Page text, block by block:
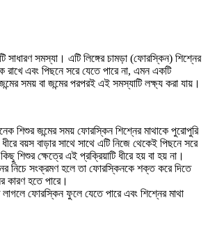
সাধারণ সমস্যা। এটি লিঙ্গের চামড়া (ফোরস্কিন) শিশ্নের
রাখে এবং পিছনে সরে যেতে পারে না, এমন একটি
সময় বা জন্মের পরপরই এই সমস্যাটি লক্ষ্য করা যায়।
শিশুর জন্মের সময় ফোরস্কিন শিশ্নের মাথাকে পুরোপুরি
ধীরে বয়স বাড়ার সাথে সাথে এটি নিজে থেকেই পিছনে সরে
শিশুর ক্ষেত্রে এই প্রক্রিয়াটি ধীরে হয় বা হয় না।
নিচে সংক্রমণ হলে তা ফোরস্কিনকে শক্ত করে দিতে
কারণ হতে পারে।
লাগলে ফোরস্কিন ফুলে যেতে পারে এবং শিশ্নের মাথা